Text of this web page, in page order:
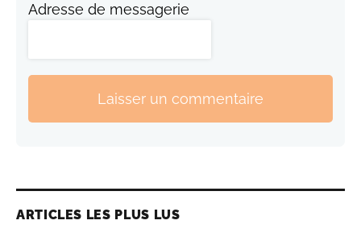
Adresse de messagerie
Laisser un commentaire
ARTICLES LES PLUS LUS